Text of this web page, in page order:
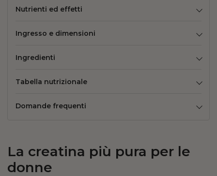
Nutrienti ed effetti
Ingresso e dimensioni
Ingredienti
Tabella nutrizionale
Domande frequenti
La creatina più pura per le
donne